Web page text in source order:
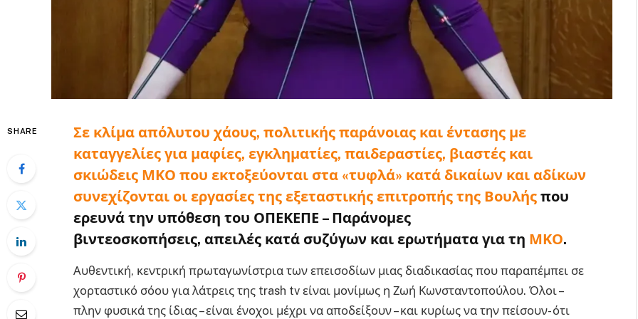
SHARE
Σε κλίμα απόλυτου χάους, πολιτικής παράνοιας και έντασης με
καταγγελίες για μαφίες, εγκληματίες, παιδεραστίες, βιαστές και
σκιώδεις ΜΚΟ που εκτοξεύονται στα «τυφλά» κατά δικαίων και αδίκων
συνεχίζονται οι εργασίες της εξεταστικής επιτροπής της Βουλής που
ερευνά την υπόθεση του ΟΠΕΚΕΠΕ – Παράνομες
βιντεοσκοπήσεις, απειλές κατά συζύγων και ερωτήματα για τη ΜΚΟ.
Αυθεντική, κεντρική πρωταγωνίστρια των επεισοδίων μιας διαδικασίας που παραπέμπει σε
χορταστικό σόου για λάτρεις της trash tv είναι μονίμως η Ζωή Κωνσταντοπούλου. Όλοι –
πλην φυσικά της ίδιας – είναι ένοχοι μέχρι να αποδείξουν – και κυρίως να την πείσουν- ότι